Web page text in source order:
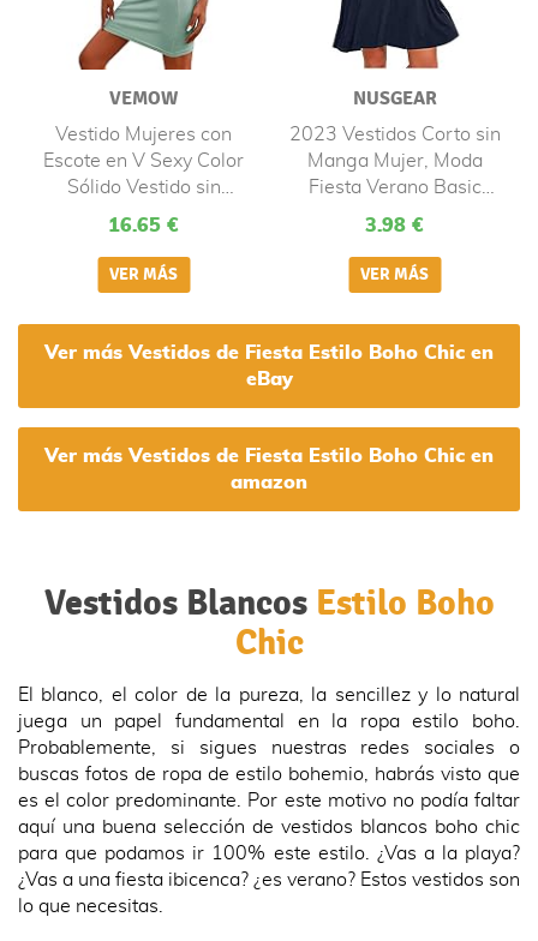
VEMOW
Vestido Mujeres con
Escote en V Sexy Color
Sólido Vestido sin
Mangas de Moda
Vestido Bodycon Slim con
Tirantes Espalda
Vacaciones Rockabilly(G
16.65 €
NUSGEAR
2023 Vestidos Corto sin
Manga Mujer, Moda
Fiesta Verano Basic
Vestidos Color sólido
Elegante Vestido de
Noche Cóctel Suelto
Vacaciones Talla Grande
3.98 €
Ver más Vestidos de Fiesta Estilo Boho Chic en
eBay
Ver más Vestidos de Fiesta Estilo Boho Chic en
amazon
Vestidos Blancos Estilo Boho
Chic
El blanco, el color de la pureza, la sencillez y lo natural
juega un papel fundamental en la ropa estilo boho.
Probablemente, si sigues nuestras redes sociales o
buscas fotos de ropa de estilo bohemio, habrás visto que
es el color predominante. Por este motivo no podía faltar
aquí una buena selección de vestidos blancos boho chic
para que podamos ir 100% este estilo. ¿Vas a la playa?
¿Vas a una fiesta ibicenca? ¿es verano? Estos vestidos son
lo que necesitas.